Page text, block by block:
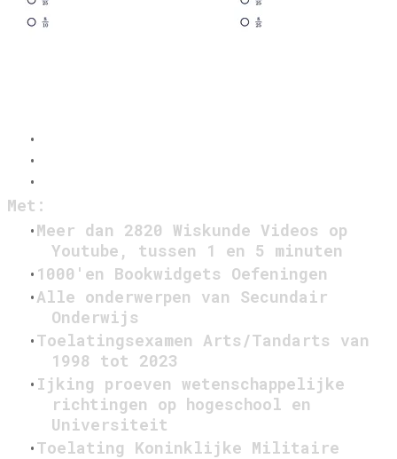
Met:
Meer dan 2820 Wiskunde Videos op
Youtube, tussen 1 en 5 minuten
1000'en Bookwidgets Oefeningen
Alle onderwerpen van Secundair
Onderwijs
Toelatingsexamen Arts/Tandarts van
1998 tot 2023
Ijking proeven wetenschappelijke
richtingen op hogeschool en
Universiteit
Toelating Koninklijke Militaire